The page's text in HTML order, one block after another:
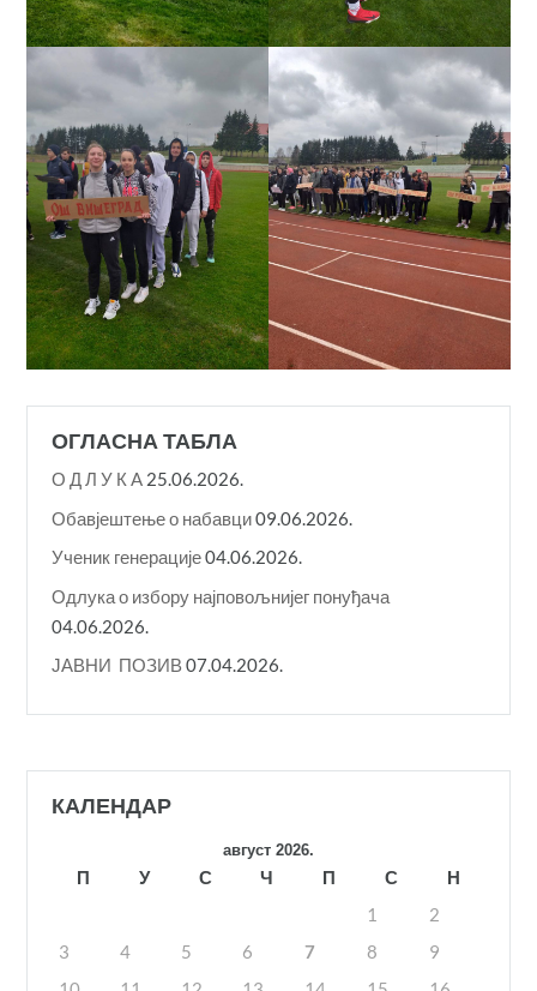
ОГЛАСНА ТАБЛА
О Д Л У К A 25.06.2026.
Обавјештење о набавци09.06.2026.
Ученик генерације04.06.2026.
Одлука о избору најповољнијег понуђача
04.06.2026.
ЈАВНИ ПОЗИВ 07.04.2026.
КАЛЕНДАР
август 2026.
П У С Ч П С
Н
1
2
3
4 5 6 7 8
9